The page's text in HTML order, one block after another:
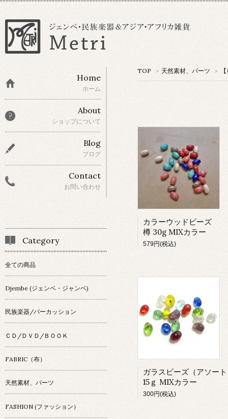
TOP > 天然素材、パーツ >
カラーウッドビーズ
樽 30g MIXカラー
579円(税込)
ガラスビーズ（アソー
15ｇ MIXカラー
300円(税込)
Home
ホーム
About
ショップについて
Blog
ブログ
Contact
お問い合わせ
Category
全ての商品
Djembe (ジェンベ・ジャンベ)
民族楽器/パーカッション
ＣＤ/ＤＶＤ/ＢＯＯＫ
FABRIC（布）
天然素材、パーツ
FASHION (ファッション）